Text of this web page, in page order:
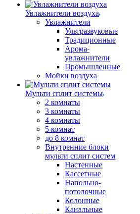
Увлажнители воздуха
Увлажнители
Ультразвуковые
Традиционные
Арома-
увлажнители
Промышленные
Мойки воздуха
Мульти сплит системы
2 комнаты
3 комнаты
4 комнаты
5 комнат
до 8 комнат
Внутренние блоки
мульти сплит систем
Настенные
Кассетные
Напольно-
потолочные
Колонные
Канальные